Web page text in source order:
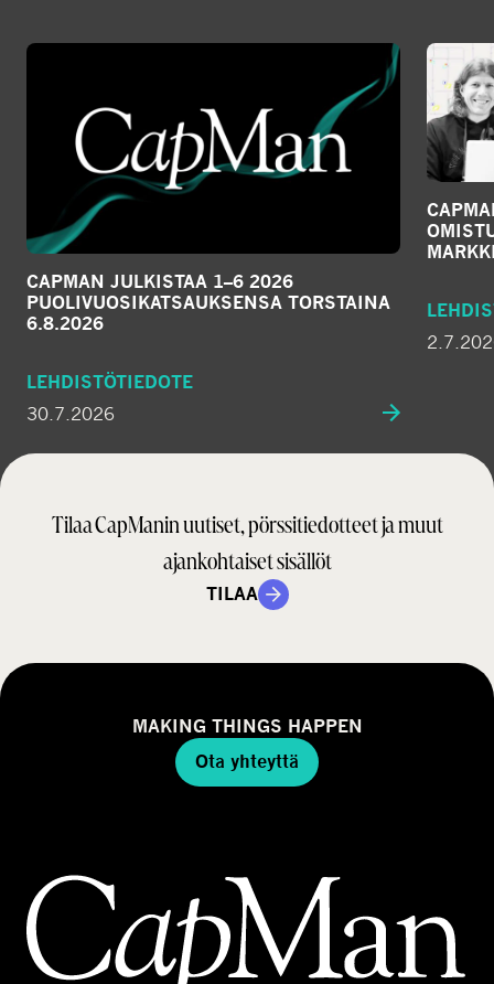
CAPMAN JULKISTAA 1–6 2026
PUOLIVUOSIKATSAUKSENSA TORSTAINA
6.8.2026
LEHDISTÖTIEDOTE
30.7.2026
Tilaa CapManin uutiset, pörssitiedotteet ja muut
ajankohtaiset sisällöt
TILAA
MAKING THINGS HAPPEN
Ota yhteyttä